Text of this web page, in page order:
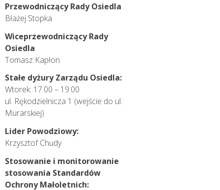
Przewodniczący Rady Osiedla
Błażej Stopka
Wiceprzewodniczący Rady
Osiedla
Tomasz Kapłon
Stałe dy­żury Zarządu Osiedla:
Wtorek: 17.00 – 19.00
ul. Rękodzielnicza 1 (wejście do ul.
Murarskiej)
Lider Powodziowy:
Krzysztof Chudy
Stosowanie i monitorowanie
stosowania Standardów
Ochrony Małoletnich: